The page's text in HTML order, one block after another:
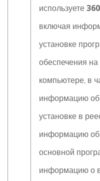
используете
включая
установке
обеспечения
компьютере, в
информацию об
установке в
информацию об
основной
информацию о